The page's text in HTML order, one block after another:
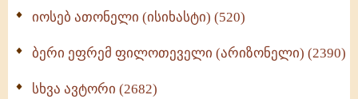
ქადაგებანი გაბრიელ ეპისკოპოსისა - II ტომი
სულიერი ცხოვრების სახელმძღვანელო -
ნაწილი II (369)
იოსებ ათონელი (ისიხასტი) (520)
ბერი ეფრემ ფილოთეველი (არიზონელი) (2390)
სხვა ავტორი (2682)